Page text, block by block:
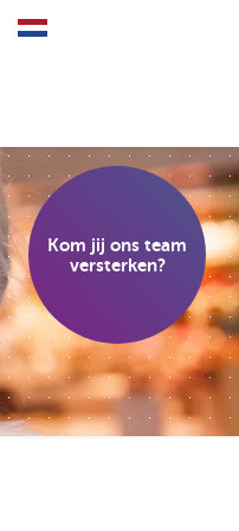
Kom jij ons team
versterken?